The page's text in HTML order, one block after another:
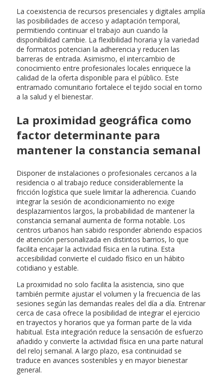
La coexistencia de recursos presenciales y digitales amplía
las posibilidades de acceso y adaptación temporal,
permitiendo continuar el trabajo aun cuando la
disponibilidad cambie. La flexibilidad horaria y la variedad
de formatos potencian la adherencia y reducen las
barreras de entrada. Asimismo, el intercambio de
conocimiento entre profesionales locales enriquece la
calidad de la oferta disponible para el público. Este
entramado comunitario fortalece el tejido social en torno
a la salud y el bienestar.
La proximidad geográfica como
factor determinante para
mantener la constancia semanal
Disponer de instalaciones o profesionales cercanos a la
residencia o al trabajo reduce considerablemente la
fricción logística que suele limitar la adherencia. Cuando
integrar la sesión de acondicionamiento no exige
desplazamientos largos, la probabilidad de mantener la
constancia semanal aumenta de forma notable. Los
centros urbanos han sabido responder abriendo espacios
de atención personalizada en distintos barrios, lo que
facilita encajar la actividad física en la rutina. Esta
accesibilidad convierte el cuidado físico en un hábito
cotidiano y estable.
La proximidad no solo facilita la asistencia, sino que
también permite ajustar el volumen y la frecuencia de las
sesiones según las demandas reales del día a día. Entrenar
cerca de casa ofrece la posibilidad de integrar el ejercicio
en trayectos y horarios que ya forman parte de la vida
habitual. Esta integración reduce la sensación de esfuerzo
añadido y convierte la actividad física en una parte natural
del reloj semanal. A largo plazo, esa continuidad se
traduce en avances sostenibles y en mayor bienestar
general.